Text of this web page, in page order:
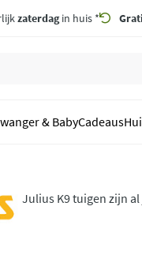
zaterdagin huis *
& BabyCadeaus
Julius K9 tuigen zijn